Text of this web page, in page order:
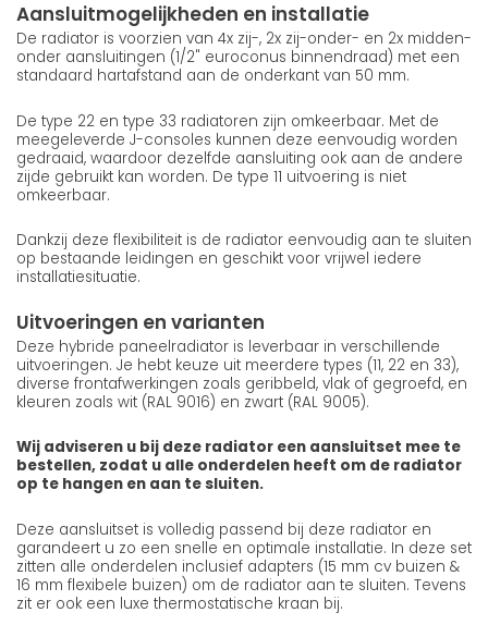
Aansluitmogelijkheden en installatie
De radiator is voorzien van 4x zij-, 2x zij-onder- en 2x midden-
onder aansluitingen (1/2" euroconus binnendraad) met een
standaard hartafstand aan de onderkant van 50 mm.
De type 22 en type 33 radiatoren zijn omkeerbaar. Met de
meegeleverde J-consoles kunnen deze eenvoudig worden
gedraaid, waardoor dezelfde aansluiting ook aan de andere
zijde gebruikt kan worden. De type 11 uitvoering is niet
omkeerbaar.
Dankzij deze flexibiliteit is de radiator eenvoudig aan te sluiten
op bestaande leidingen en geschikt voor vrijwel iedere
installatiesituatie.
Uitvoeringen en varianten
Deze hybride paneelradiator is leverbaar in verschillende
uitvoeringen. Je hebt keuze uit meerdere types (11, 22 en 33),
diverse frontafwerkingen zoals geribbeld, vlak of gegroefd, en
kleuren zoals wit (RAL 9016) en zwart (RAL 9005).
Wij adviseren u bij deze radiator een aansluitset mee te
bestellen, zodat u alle onderdelen heeft om de radiator
op te hangen en aan te sluiten.
Deze aansluitset is volledig passend bij deze radiator en
garandeert u zo een snelle en optimale installatie. In deze set
zitten alle onderdelen inclusief adapters (15 mm cv buizen &
16 mm flexibele buizen) om de radiator aan te sluiten. Tevens
zit er ook een luxe thermostatische kraan bij.